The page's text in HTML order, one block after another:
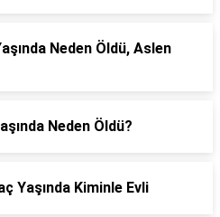
Neden Öldü, Aslen
Neden Öldü?
Yaşında Kiminle Evli